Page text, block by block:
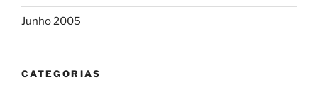
Junho 2005
CATEGORIAS